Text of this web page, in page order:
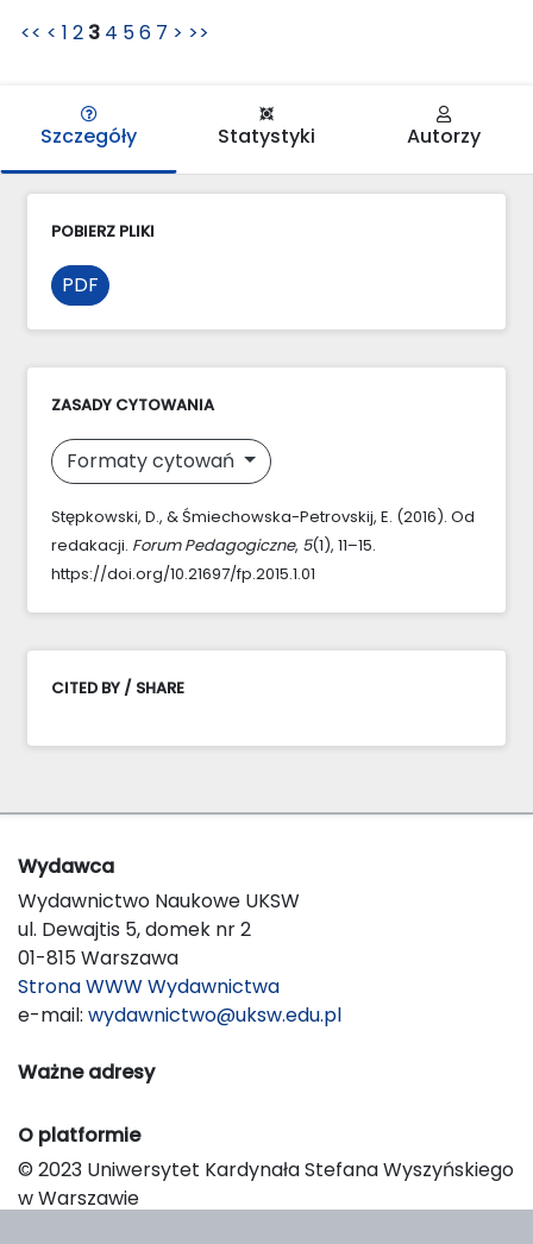
<< < 1 2 3 4 56 7 > >>
Szczegóły Statystyki Autorzy
POBIERZ PLIKI
PDF
ZASADY CYTOWANIA
Formaty cytowań
Stępkowski, D., & Śmiechowska-Petrovskij, E. (2016). Od
redakacji. Forum Pedagogiczne, 5(1), 11–15.
https://doi.org/10.21697/fp.2015.1.01
CITED BY / SHARE
Wydawca
Wydawnictwo Naukowe UKSW
ul. Dewajtis 5, domek nr 2
01-815 Warszawa
Strona WWW Wydawnictwa
e-mail: wydawnictwo@uksw.edu.pl
Ważne adresy
O platformie
© 2023 Uniwersytet Kardynała Stefana Wyszyńskiego
w Warszawie